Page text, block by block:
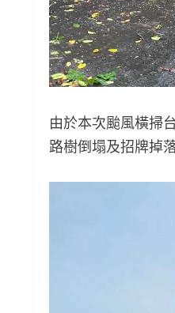
由於本次颱風橫掃
路樹倒塌及招牌掉